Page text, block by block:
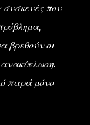
συσκευές που
βρεθούν οι
παρά μόνο